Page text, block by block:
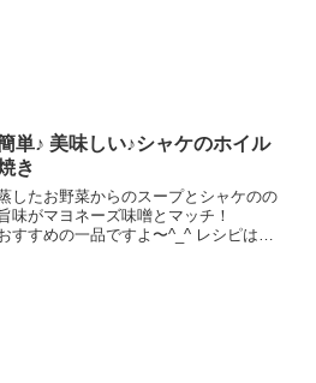
単♪ 美味しい♪シャケのホイル
き
したお野菜からのスープとシャケのの
旨味がマヨネーズ味噌とマッチ！
すすめの一品ですよ〜^_^ レシピはこ